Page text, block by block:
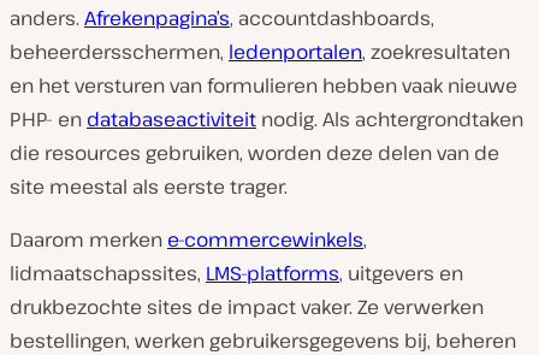
anders. Afrekenpagina’s, accountdashboards,
beheerdersschermen, ledenportalen, zoekresultaten
en het versturen van formulieren hebben vaak nieuwe
PHP- en databaseactiviteit nodig. Als achtergrondtaken
die resources gebruiken, worden deze delen van de
site meestal als eerste trager.
Daarom merken e-commercewinkels,
lidmaatschapssites, LMS-platforms, uitgevers en
drukbezochte sites de impact vaker. Ze verwerken
bestellingen, werken gebruikersgegevens bij, beheren